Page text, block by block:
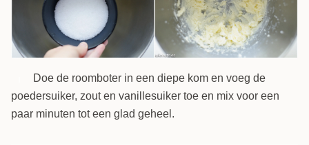
Doe de roomboter in een diepe kom en voeg de
poedersuiker, zout en vanillesuiker toe en mix voor een
paar minuten tot een glad geheel.